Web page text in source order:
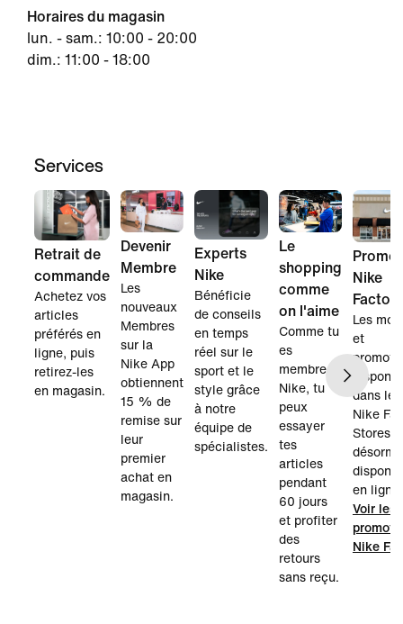
Horaires du magasin
lun. - sam.: 10:00 - 20:00
dim.: 11:00 - 18:00
Services
Retrait de
commande
Achetez vos
articles
préférés en
ligne, puis
retirez-les
en magasin.
Devenir
Membre
Les
nouveaux
Membres
sur la
Nike App
obtiennent
15 % de
remise sur
leur
premier
achat en
magasin.
Experts
Nike
Bénéficie
de conseils
en temps
réel sur le
sport et le
style grâce
à notre
équipe de
spécialistes.
Le
shopping
comme
on l'aime
Comme tu
es
membre
Nike, tu
peux
essayer
tes
articles
pendant
60 jours
et profiter
des
retours
sans reçu.
Nike
Factory
Les
et
dans les
Nike
Stores
en ligne.
Voir les
Nike